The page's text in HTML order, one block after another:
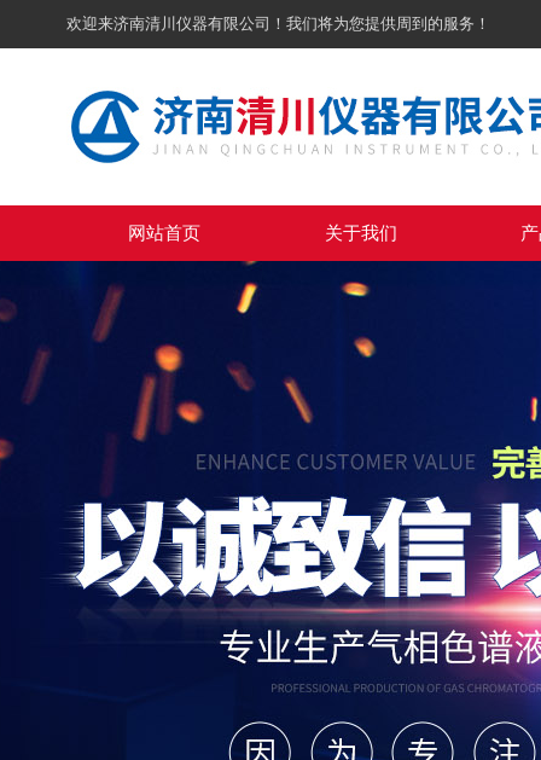
欢迎来济南清川仪器有限公司！我们将为您提供周到的服务！
网站首页 关于我们